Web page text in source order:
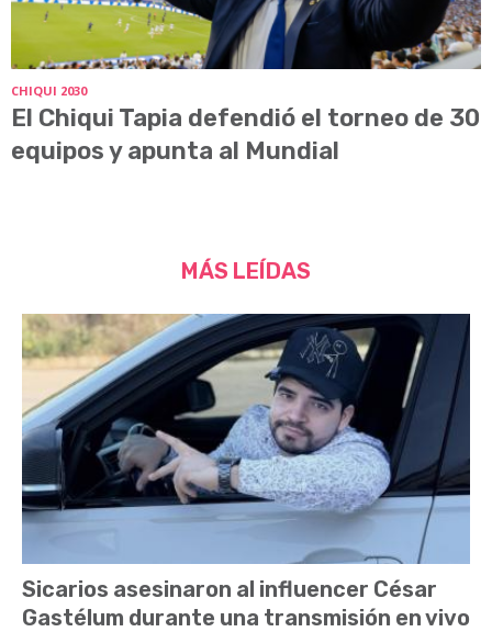
CHIQUI 2030
El Chiqui Tapia defendió el torneo de 30
equipos y apunta al Mundial
MÁS LEÍDAS
Sicarios asesinaron al influencer César
Gastélum durante una transmisión en vivo